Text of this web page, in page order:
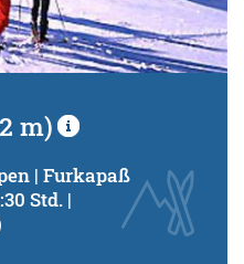
m)
| Furkapaß
Std. |